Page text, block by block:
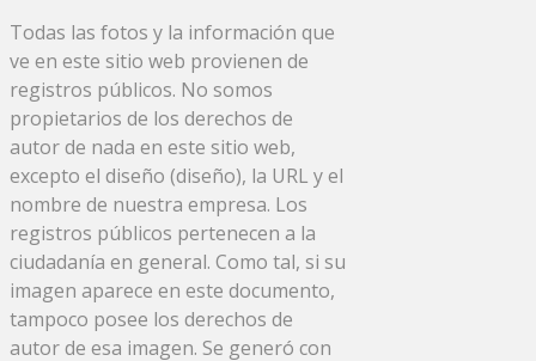
Todas las fotos y la información que
ve en este sitio web provienen de
registros públicos. No somos
propietarios de los derechos de
autor de nada en este sitio web,
excepto el diseño (diseño), la URL y el
nombre de nuestra empresa. Los
registros públicos pertenecen a la
ciudadanía en general. Como tal, si su
imagen aparece en este documento,
tampoco posee los derechos de
autor de esa imagen. Se generó con